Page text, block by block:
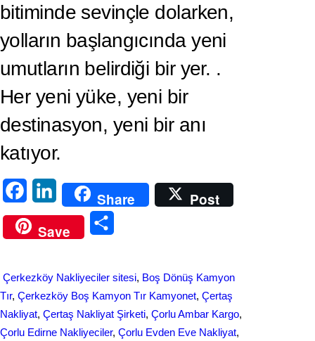
bitiminde sevinçle dolarken,
yolların başlangıcında yeni
umutların belirdiği bir yer. .
Her yeni yüke, yeni bir
destinasyon, yeni bir anı
katıyor.
a
c
o
o
i
n
d
I
Share
Post
Save
r
e
Çerkezköy Nakliyeciler sitesi, Boş Dönüş Kamyon
Tır, Çerkezköy Boş Kamyon Tır Kamyonet, Çertaş
Nakliyat, Çertaş Nakliyat Şirketi, Çorlu Ambar Kargo
Çorlu Edirne Nakliyeciler, Çorlu Evden Eve Nakliyat